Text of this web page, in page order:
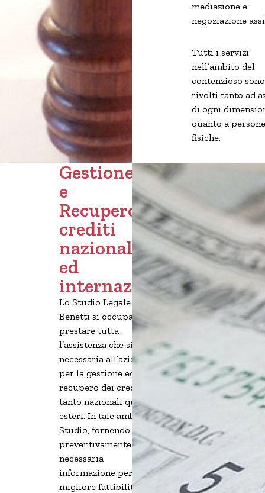
mediazione e
negoziazione
Tutti i servizi
nell’ambito del
contenzioso sono
rivolti tanto ad
di ogni
quanto a persone
fisiche.
Gestione
e
Recupero
crediti
nazionale
ed
internazionale
Lo Studio Legale
Benetti si occupa di
prestare tutta
l’assistenza che sia
necessaria all’azienda
per la gestione ed il
recupero dei crediti
tanto nazionali quanto
esteri. In tale ambito, lo
Studio, fornendo
preventivamente ogni
necessaria
informazione per la
migliore fattibilità